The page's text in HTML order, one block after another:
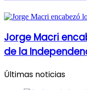
Jorge Macri
de la
Últimas noticias